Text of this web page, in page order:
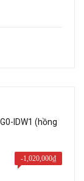
IDW1 (hồng
-1,020,000₫